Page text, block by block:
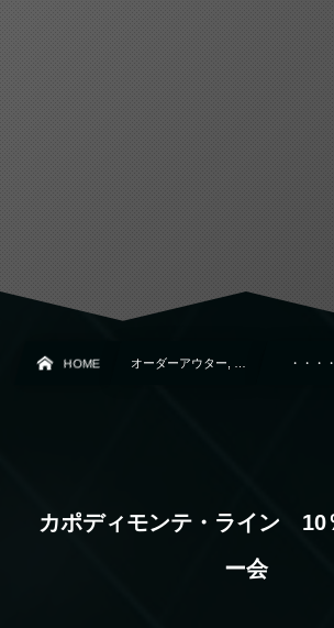
HOME オーダーアウター, … ・・・
カポディモンテ・ライン 10
ー会